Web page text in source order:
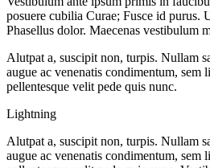
posuere cubilia Curae; Fusce id purus.
Phasellus dolor. Maecenas vestibulum
Alutpat a, suscipit non, turpis. Nullam
augue ac venenatis condimentum, sem
pellentesque velit pede quis nunc.
Lightning
Alutpat a, suscipit non, turpis. Nullam
augue ac venenatis condimentum, sem